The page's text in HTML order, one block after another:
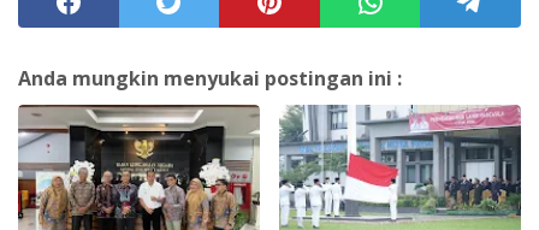
Anda mungkin menyukai postingan ini :